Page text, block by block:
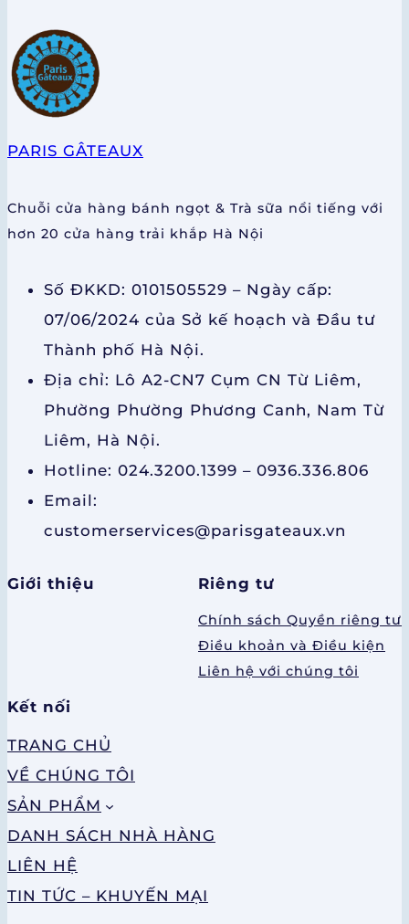
PARIS GÂTEAUX
Chuỗi cửa hàng bánh ngọt & Trà sữa nổi tiếng với
hơn 20 cửa hàng trải khắp Hà Nội
Số ĐKKD: 0101505529 – Ngày cấp:
07/06/2024 của Sở kế hoạch và Đầu tư
Thành phố Hà Nội.
Địa chỉ: Lô A2-CN7 Cụm CN Từ Liêm,
Phường Phường Phương Canh, Nam Từ
Liêm, Hà Nội.
Hotline: 024.3200.1399 – 0936.336.806
Email:
customerservices@parisgateaux.vn
Giới thiệu Riêng tư
Chính sách Quyền riêng tư
Điều khoản và Điều kiện
Liên hệ với chúng tôi
Kết nối
TRANG CHỦ
VỀ CHÚNG TÔI
SẢN PHẨM
DANH SÁCH NHÀ HÀNG
LIÊN HỆ
TIN TỨC – KHUYẾN MẠI